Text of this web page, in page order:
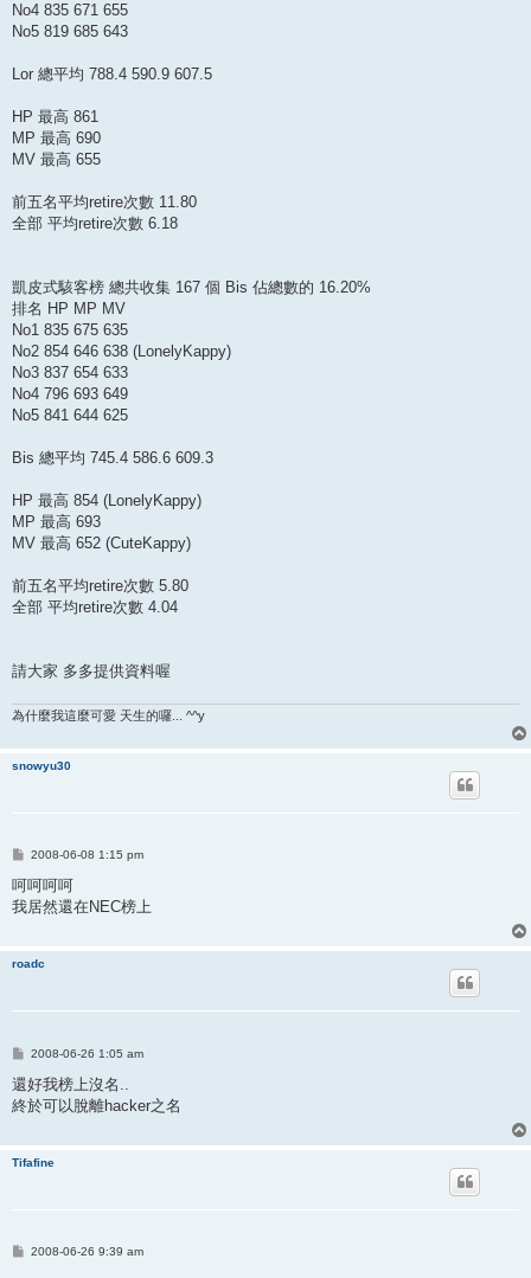
No4 835 671 655
No5 819 685 643
Lor 總平均 788.4 590.9 607.5
HP 最高 861
MP 最高 690
MV 最高 655
前五名平均retire次數 11.80
全部 平均retire次數 6.18
凱皮式駭客榜 總共收集 167 個 Bis 佔總數的 16.20%
排名 HP MP MV
No1 835 675 635
No2 854 646 638 (LonelyKappy)
No3 837 654 633
No4 796 693 649
No5 841 644 625
Bis 總平均 745.4 586.6 609.3
HP 最高 854 (LonelyKappy)
MP 最高 693
MV 最高 652 (CuteKappy)
前五名平均retire次數 5.80
全部 平均retire次數 4.04
請大家 多多提供資料喔
為什麼我這麼可愛 天生的囉... ^^y
snowyu30
P
s
2008-06-08 1:15 pm
呵呵呵呵
我居然還在NEC榜上
roadc
P
s
t
2008-06-26 1:05 am
還好我榜上沒名..
終於可以脫離hacker之名
Tifafine
P2008-06-26 9:39 am